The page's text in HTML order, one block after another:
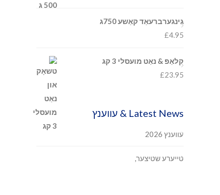
גינגערברעאַד קאַשע 750ג
£4.95
קלאַפּ & נאַט מועסלי 3 קג
£23.95
Latest News & עווענץ
עווענץ 2026
טייערע שטיצער,